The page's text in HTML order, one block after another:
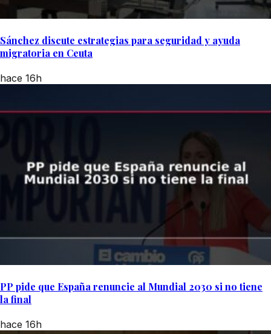
Sánchez discute estrategias para seguridad y ayuda
migratoria en Ceuta
hace 16h
PP pide que España renuncie al Mundial 2030 si no tiene
la final
hace 16h